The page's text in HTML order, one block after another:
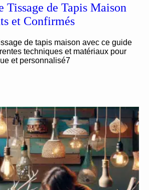
Tissage de Tapis Maison
et Confirmés
de tapis maison avec ce guide
techniques et matériaux pour
et personnalisé7